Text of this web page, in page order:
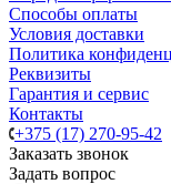
Способы оплаты
Условия доставки
Политика
Реквизиты
Гарантия и сервис
Контакты
+375 (17) 270-95-42
Заказать звонок
Задать вопрос